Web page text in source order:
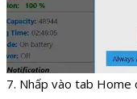
7. Nhấp vào tab Home